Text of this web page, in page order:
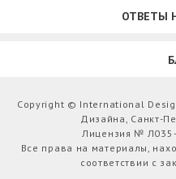
ОТВЕТЫ
Copyright © International
Дизайна, Санкт-
Лицензия №
Все права на материалы,
соответствии с